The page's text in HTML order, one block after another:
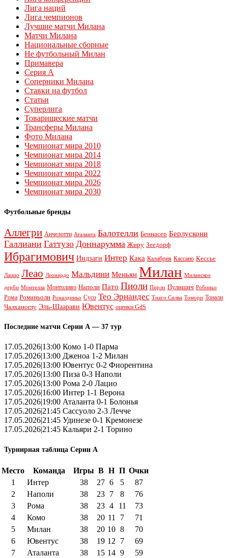
Лига наций
Лига чемпионов
Лучшие матчи Милана
Матчи Милана
Национальные сборные
Не футбольный Милан
Примавера
Серия А
Соперники Милана
Ставки на футбол
Статьи
Суперлига
Товарищеские матчи
Трансферы Милана
Фото Милана
Чемпионат мира 2010
Чемпионат мира 2014
Чемпионат мира 2018
Чемпионат мира 2022
Чемпионат мира 2026
Чемпионат мира 2030
Футбольные бренды
Аллегри Анчелотти Аталанта Балотелли Беннасер Берлускони
Галлиани Гаттузо Доннарумма Жиру Зеедорф
Ибрагимович Индзаги Интер Кака Калабрия Кассано Кессье
Лацио Леао Леонардо Мальдини Меньян Милан Миланское
дерби Монтелла Монтоливо Наполи Пато Пиоли Пирло Пулишич Робиньо
Рома Романьоли Роналдиньо Сусо Тео Эрнандес Тиаго Силва Томори Тонали
Чалханоглу Эль-Шаарави Ювентус оценки GdS
Последние матчи Серии А — 37 тур
17.05.2026|13:00 Комо 1-0 Парма
17.05.2026|13:00 Дженоа 1-2 Милан
17.05.2026|13:00 Ювентус 0-2 Фиорентина
17.05.2026|13:00 Пиза 0-3 Наполи
17.05.2026|13:00 Рома 2-0 Лацио
17.05.2026|16:00 Интер 1-1 Верона
17.05.2026|19:00 Аталанта 0-1 Болонья
17.05.2026|21:45 Сассуоло 2-3 Лечче
17.05.2026|21:45 Удинезе 0-1 Кремонезе
17.05.2026|21:45 Кальяри 2-1 Торино
Турнирная таблица Серии А
Место Команда Игры В Н П Очки
1
Интер 38 27 6 5
87
2
Наполи 38 23 7 8
76
3
Рома 38 23 4 11
73
4
Комо 38 20 11 7
71
5
Милан 38 20 10 8
70
6
Ювентус 38 19 12 7
69
7
Аталанта 38 15 14 9
59